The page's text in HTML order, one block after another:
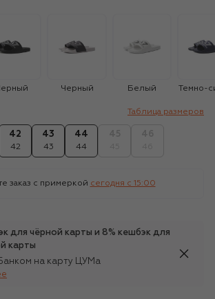
Черный Белый Темно-
Таблица размеров
42
42
43
43
44
44
заказ с примеркой сегодня c 15:00
для чёрной карты и 8% кешбэк для
карты
на карту ЦУМа